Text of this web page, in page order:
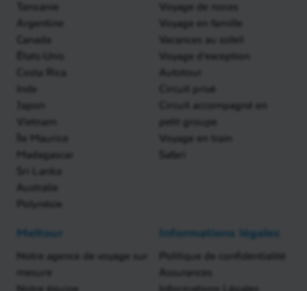
Tanzanie
Argentine
Canada
États-Unis
Costa Rica
Inde
Japon
Vietnam
Île Maurice
Madagascar
Sri Lanka
Australie
Polynésie
Voyage de noces
Voyage en famille
Vacances au soleil
Voyage d'exception
Autotour
Circuit privé
Circuit accompagné en
petit groupe
Voyage en train
Safari
Meltour
Notre agence de voyage sur
mesure
Notre équipe
Informations légales
Politique de confidentialité
Assurances
Informations Légales